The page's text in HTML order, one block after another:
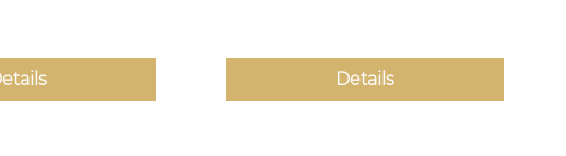
Details